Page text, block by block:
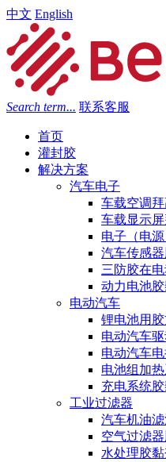
中文 English
Search term... 联系客服
首页
灌封胶
解决方案
汽车电子
车载空调
车载显示
电子（电
汽车传感
三防胶在
动力电池
电动汽车
锂电池用
电动汽车
电动汽车
电池组加
充电系统
工业过滤器
汽车机油
空气过滤
水处理胶